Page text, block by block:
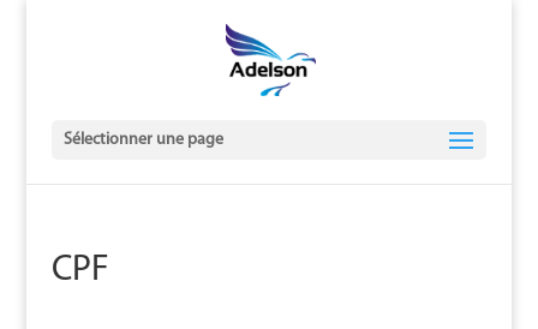
Sélectionner une page
CPF